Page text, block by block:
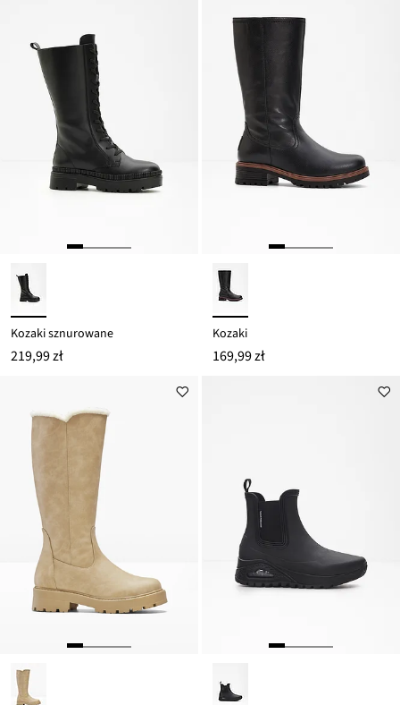
Kozaki sznurowane
219,99 zł
Kozaki
169,99 zł